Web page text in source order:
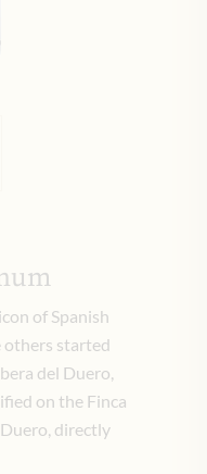
of Spanish
others started
del Duero,
on the Finca
directly